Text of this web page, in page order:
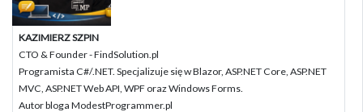
KAZIMIERZ SZPIN
CTO & Founder - FindSolution.pl
Programista C#/.NET. Specjalizuje się w Blazor, ASP.NET Core, ASP.NET
MVC, ASP.NET Web API, WPF oraz Windows Forms.
Autor bloga ModestProgrammer.pl